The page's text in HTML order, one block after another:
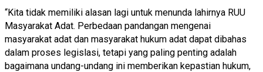
“Kita tidak memiliki alasan lagi untuk menunda lahirnya RUU
Masyarakat Adat. Perbedaan pandangan mengenai
masyarakat adat dan masyarakat hukum adat dapat dibahas
dalam proses legislasi, tetapi yang paling penting adalah
bagaimana undang-undang ini memberikan kepastian hukum,